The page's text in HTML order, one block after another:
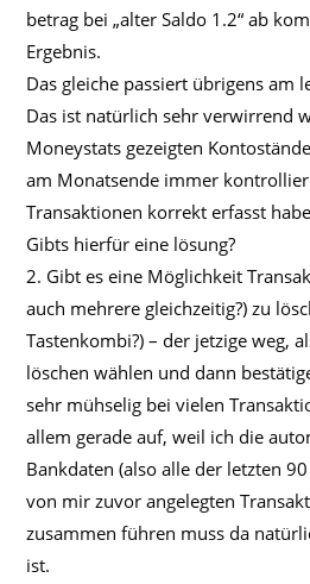
betrag bei „alter Saldo 1.2“ ab
Ergebnis.
Das gleiche passiert übrigens am
Das ist natürlich sehr verwirrend
Moneystats gezeigten
am Monatsende immer
Transaktionen korrekt erfasst
Gibts hierfür eine lösung?
2. Gibt es eine Möglichkeit
auch mehrere gleichzeitig?) zu
Tastenkombi?) – der jetzige weg,
löschen wählen und dann
sehr mühselig bei vielen
allem gerade auf, weil ich die
Bankdaten (also alle der letzten
von mir zuvor angelegten
zusammen führen muss da
ist.